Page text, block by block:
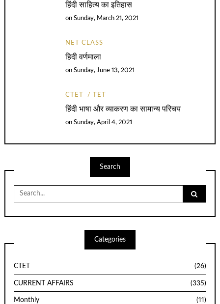
हिंदी साहित्य का इतिहास
onSunday, March 21, 2021
NET CLASS
हिदी वर्णमाला
onSunday, June 13, 2021
CTET TET
हिंदी भाषा और व्याकरण का सामान्य परिचय
onSunday, April 4, 2021
Search
Search
for:
Categories
CTET (26)
CURRENT AFFAIRS (335)
Monthly (11)